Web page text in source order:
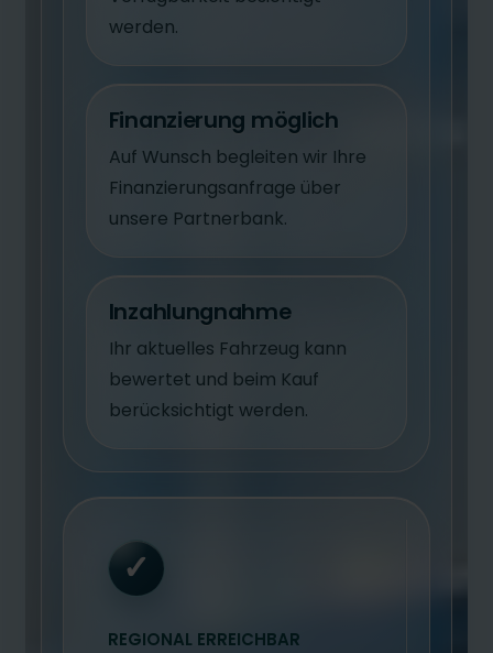
werden.
Finanzierung möglich
Auf Wunsch begleiten wir Ihre
Finanzierungsanfrage über
unsere Partnerbank.
Inzahlungnahme
Ihr aktuelles Fahrzeug kann
bewertet und beim Kauf
berücksichtigt werden.
✓
REGIONAL ERREICHBAR